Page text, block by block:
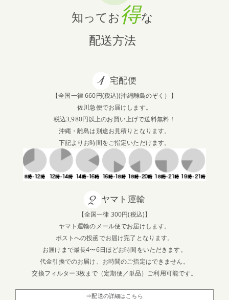
知ってお 得な
配送方法
宅配便
【全国一律 660円(税込)(沖縄離島のぞく）】
佐川急便でお届けします。
税込3,980円以上のお買い上げで送料無料！
沖縄・離島は別途お見積りとなります。
下記よりお時間をご指定いただけます。
ヤマト運輸
【全国一律 300円(税込)】
ヤマト運輸のメール便でお届けします。
ポストへの投函でお届け完了となります。
お届けまで最長4〜6日ほどお時間をいただきます。
代金引換でのお届け、お時間のご指定はできません。
交換フィルター3枚まで（定期便／単品）ご利用可能です。
⇒配送の詳細はこちら